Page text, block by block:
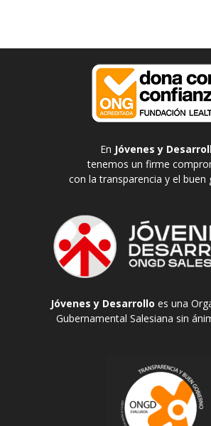
En Jóvenes y
tenemos un firme
con la transparencia y el buen
Jóvenes y Desarrollo es una
Gubernamental Salesiana sin